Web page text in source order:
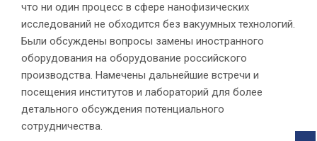
что ни один процесс в сфере нанофизических
исследований не обходится без вакуумных технологий.
Были обсуждены вопросы замены иностранного
оборудования на оборудование российского
производства. Намечены дальнейшие встречи и
посещения институтов и лабораторий для более
детального обсуждения потенциального
сотрудничества.